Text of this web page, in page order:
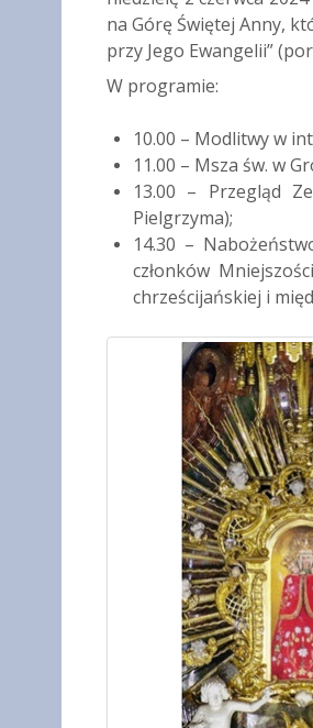
na Górę Świętej Anny,
przy Jego Ewangelii”
W programie:
10.00 – Modlitwy w
11.00 – Msza św. w
13.00 – Przegląd
Pielgrzyma);
14.30 –
członków
chrześcijańskiej i